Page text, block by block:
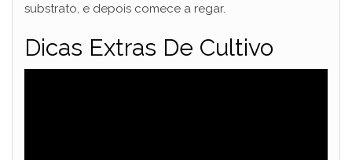
substrato, e depois comece a regar.
Dicas Extras De Cultivo